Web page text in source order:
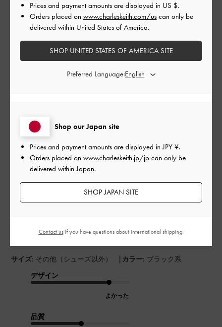
デザイン
とてもよかった
このレビューは役に立ちましたか？
かわいい
サイズ: その他（シューズ以外） | カラー: ブラック系
デザイン
よかった
品質
Shop our Japan site
Prices and payment amounts are displayed inJPY ¥.
Orders placed on www.charleskeith.jp/jp can only be
delivered within Japan.
SHOP JAPAN SITE
Prices and payment amounts are displayed in US $.
Orders placed on www.charleskeith.com/us can only be
delivered within United States of America.
SHOP UNITED STATES OF AMERICA SITE
Preferred Language:
Contact usif you have questions about international shipping.